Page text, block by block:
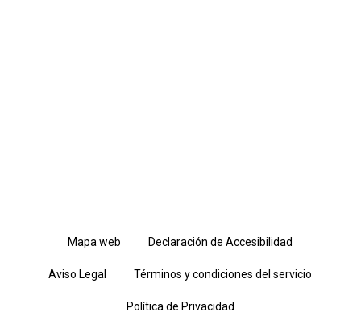
Mapa web Declaración de Accesibilidad
Aviso Legal Términos y condiciones del servicio
Política de Privacidad